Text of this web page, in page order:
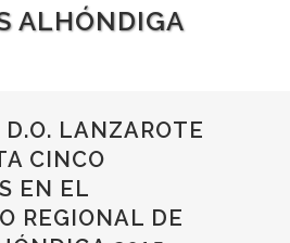
ALHÓNDIGA
D.O. LANZAROTE
CINCO
EN EL
REGIONAL DE